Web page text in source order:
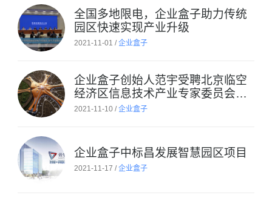
全国多地限电，企业盒子助力传统
园区快速实现产业升级
2021-11-01 /企业盒子
企业盒子创始人范宇受聘北京临空
经济区信息技术产业专家委员会专
家
2021-11-10 /企业盒子
企业盒子中标昌发展智慧园区项目
2021-11-17 /企业盒子